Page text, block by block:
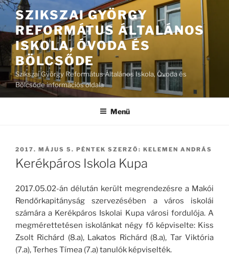
Tartalomhoz
SZIKSZAI GYÖRGY
REFORMÁTUS ÁLTALÁNOS
ISKOLA, ÓVODA ÉS
BÖLCSŐDE
Szikszai György Református Általános Iskola, Óvoda és
Bölcsőde információs oldala
Menü
BEKÜLDVE:
2017. MÁJUS 5. PÉNTEK SZERZŐ: KELEMEN ANDRÁS
Kerékpáros Iskola Kupa
2017.05.02-án délután került megrendezésre a Makói
Rendőrkapitányság szervezésében a város iskolái
számára a Kerékpáros Iskolai Kupa városi fordulója. A
megmérettetésen iskolánkat négy fő képviselte: Kiss
Zsolt Richárd (8.a), Lakatos Richárd (8.a), Tar Viktória
(7.a), Terhes Tímea (7.a) tanulók képviselték.